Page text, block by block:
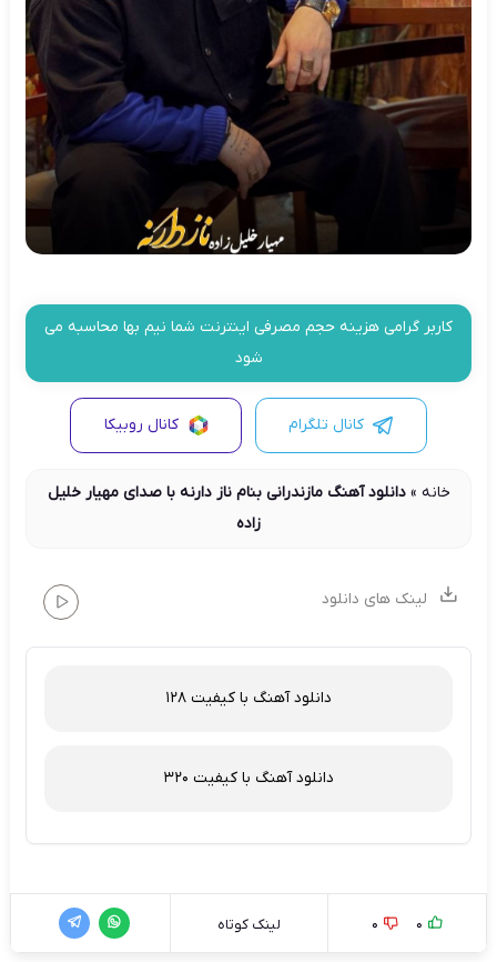
کاربر گرامی هزینه حجم مصرفی اینترنت شما نیم بها محاسبه می
شود
کانال تلگرام کانال روبیکا
خانه »دانلود آهنگ مازندرانی بنام ناز دارنه با صدای مهیار خلیل
زاده
لینک های دانلود
دانلود آهنگ با کیفیت 128
دانلود آهنگ با کیفیت 320
0
0 لینک کوتاه